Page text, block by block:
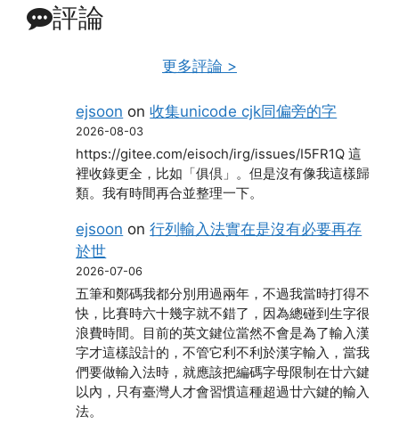
評論
更多評論 >
ejsoon on收集unicode cjk同偏旁的字
2026-08-03
https://gitee.com/eisoch/irg/issues/I5FR1Q 這
裡收錄更全，比如「俱倶」。但是沒有像我這樣歸
類。我有時間再合並整理一下。
ejsoon on行列輸入法實在是沒有必要再存
於世
2026-07-06
五筆和鄭碼我都分別用過兩年，不過我當時打得不
快，比賽時六十幾字就不錯了，因為總碰到生字很
浪費時間。目前的英文鍵位當然不會是為了輸入漢
字才這樣設計的，不管它利不利於漢字輸入，當我
們要做輸入法時，就應該把編碼字母限制在廿六鍵
以內，只有臺灣人才會習慣這種超過廿六鍵的輸入
法。